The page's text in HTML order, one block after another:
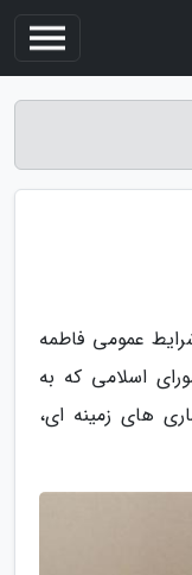
عمومی فاطمه
اسلامی که به
های زمینه ای،